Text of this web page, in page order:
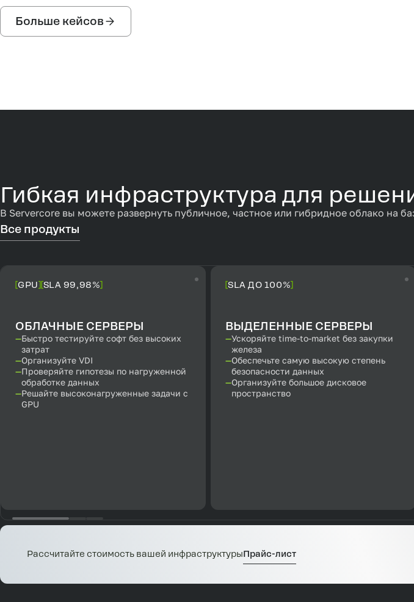
Больше кейсов
Гибкая инфраструктура для
В Servercore вы можете развернуть публичное, частное или гибридное облако на
Все продукты
GPU SLA 99,98%
ОБЛАЧНЫЕ СЕРВЕРЫ
Быстро тестируйте софт без высоких
затрат
Организуйте VDI
Проверяйте гипотезы по нагруженной
обработке данных
Решайте высоконагруженные задачи с
GPU
SLA ДО 100%
ВЫДЕЛЕННЫЕ СЕРВЕРЫ
Ускоряйте time-to-market без закупки
железа
Обеспечьте самую высокую степень
безопасности данных
Организуйте большое дисковое
пространство
Рассчитайте стоимость вашей инфраструктурыПрайс-лист